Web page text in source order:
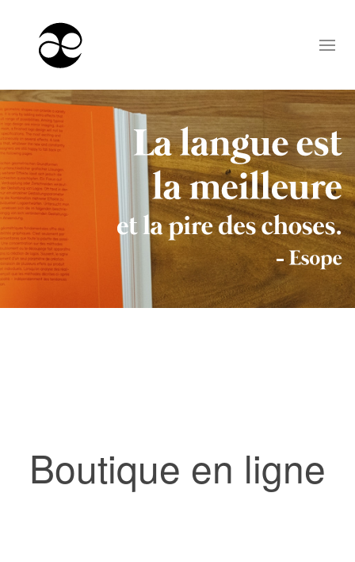
Boutique en ligne